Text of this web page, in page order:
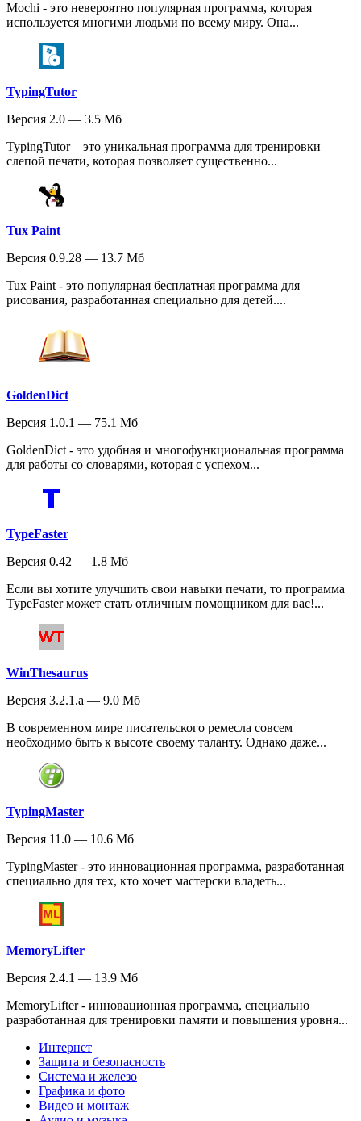
Mochi - это невероятно популярная программа, которая
используется многими людьми по всему миру. Она...
TypingTutor
Версия 2.0 — 3.5 Мб
TypingTutor – это уникальная программа для тренировки
слепой печати, которая позволяет существенно...
Tux Paint
Версия 0.9.28 — 13.7 Мб
Tux Paint - это популярная бесплатная программа для
рисования, разработанная специально для детей....
GoldenDict
Версия 1.0.1 — 75.1 Мб
GoldenDict - это удобная и многофункциональная программа
для работы со словарями, которая с успехом...
TypeFaster
Версия 0.42 — 1.8 Мб
Если вы хотите улучшить свои навыки печати, то программа
TypeFaster может стать отличным помощником для вас!...
WinThesaurus
Версия 3.2.1.a — 9.0 Мб
В современном мире писательского ремесла совсем
необходимо быть к высоте своему таланту. Однако даже...
TypingMaster
Версия 11.0 — 10.6 Мб
TypingMaster - это инновационная программа, разработанная
специально для тех, кто хочет мастерски владеть...
MemoryLifter
Версия 2.4.1 — 13.9 Мб
MemoryLifter - инновационная программа, специально
разработанная для тренировки памяти и повышения уровня...
Интернет
Защита и безопасность
Система и железо
Графика и фото
Видео и монтаж